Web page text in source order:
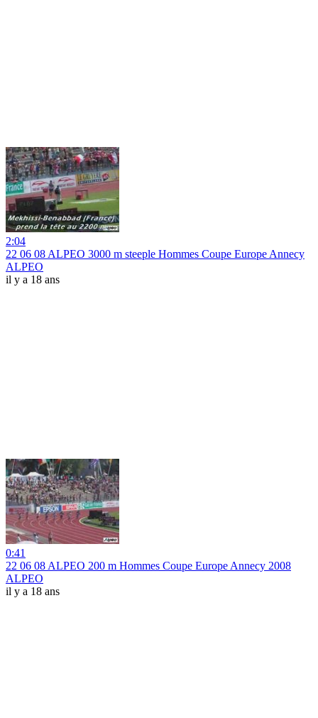
2:04
22 06 08 ALPEO 3000 m steeple Hommes Coupe Europe Annecy
ALPEO
il y a 18 ans
0:41
22 06 08 ALPEO 200 m Hommes Coupe Europe Annecy 2008
ALPEO
il y a 18 ans